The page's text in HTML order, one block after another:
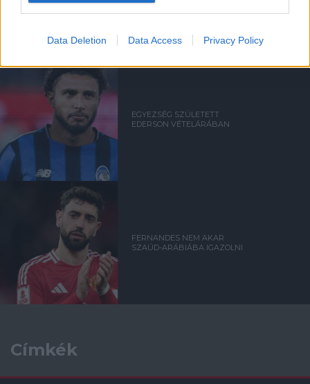
Data Deletion Data Access Privacy Policy
CHELSEA-VEL - SAJTÓHÍR
EGYEZSÉG SZÜLETETT
EDERSON VÉTELÁRÁBAN
FERNANDES NEM AKAR
SZAÚD-ARÁBIÁBA IGAZOLNI
Címkék